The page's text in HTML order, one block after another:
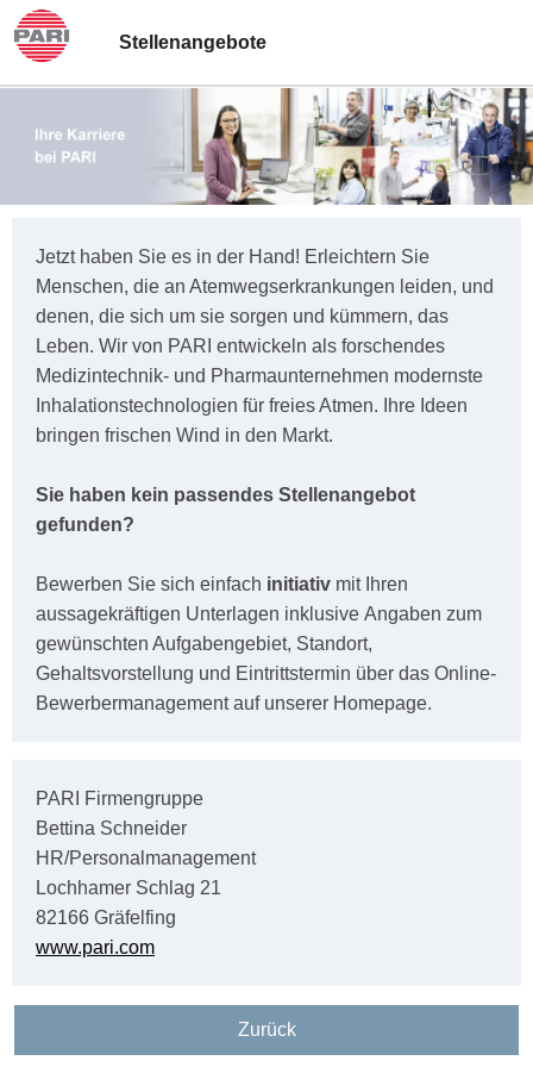
Stellenangebote
Jetzt haben Sie es in der Hand! Erleichtern Sie
Menschen, die an Atemwegserkrankungen leiden, und
denen, die sich um sie sorgen und kümmern, das
Leben. Wir von PARI entwickeln als forschendes
Medizintechnik- und Pharmaunternehmen modernste
Inhalationstechnologien für freies Atmen. Ihre Ideen
bringen frischen Wind in den Markt.
Sie haben kein passendes Stellenangebot
gefunden?
Bewerben Sie sich einfach initiativ mit Ihren
aussagekräftigen Unterlagen inklusive Angaben zum
gewünschten Aufgabengebiet, Standort,
Gehaltsvorstellung und Eintrittstermin über das Online-
Bewerbermanagement auf unserer Homepage.
PARI Firmengruppe
Bettina Schneider
HR/Personalmanagement
Lochhamer Schlag 21
82166 Gräfelfing
www.pari.com
Zurück